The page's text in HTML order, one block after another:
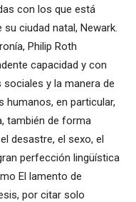
con los que está
ciudad natal, Newark.
Philip Roth
capacidad y con
y la manera de
humanos, en particular,
también de forma
desastre, el sexo, el
perfección lingüística
El lamento de
por citar solo